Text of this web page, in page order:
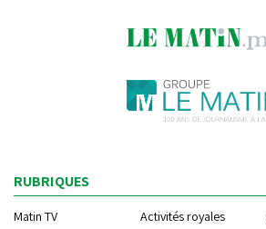
RUBRIQUES
Matin TV Activités royales